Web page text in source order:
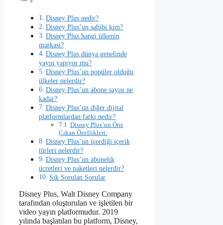
Disney Plus nedir?
Disney Plus’un sahibi kim?
Disney Plus hangi ülkenin
markası?
Disney Plus dünya genelinde
yayın yapıyor mu?
Disney Plus’un popüler olduğu
ülkeler nelerdir?
Disney Plus’un abone sayısı ne
kadar?
Disney Plus’un diğer dijital
platformlardan farkı nedir?
Disney Plus’un Öne
Çıkan Özellikleri:
Disney Plus’un içerdiği içerik
türleri nelerdir?
Disney Plus’un abonelik
ücretleri ve paketleri nelerdir?
Sık Sorulan Sorular
Disney Plus, Walt Disney Company
tarafından oluşturulan ve işletilen bir
video yayın platformudur. 2019
yılında başlatılan bu platform, Disney,